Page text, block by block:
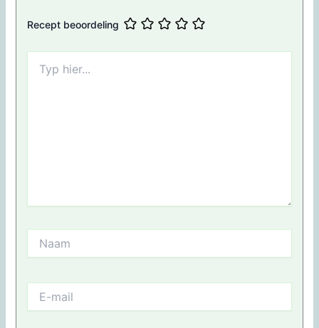
Recept beoordeling
hier...
mail